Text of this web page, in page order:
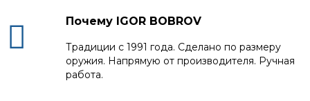
Почему IGOR BOBROV
Традиции с 1991 года. Сделано по размеру
оружия. Напрямую от производителя. Ручная
работа.